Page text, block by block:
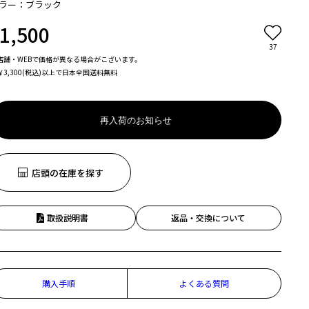
ー：ブラック
1,500
37
・WEBで価格が異なる場合がこざいます。
税込)以上で日本全国送料無料
再入荷のお知らせ
店頭の在庫を探す
取扱説明書 返品・交換について
購入手順 よくある質問